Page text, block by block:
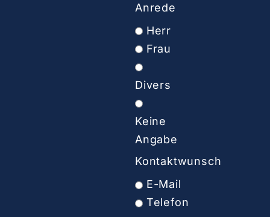
Anrede
Herr
Frau
Divers
Keine
Angabe
Kontaktwunsch
E-Mail
Telefon